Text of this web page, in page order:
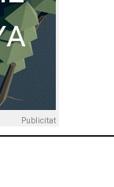
Publicitat